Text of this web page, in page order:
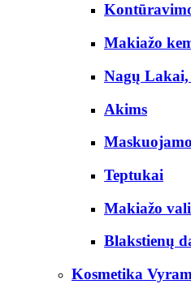
Makiažo
Nagų
Akims
Teptukai
Makiažo
Blakstienų
Kosmetika